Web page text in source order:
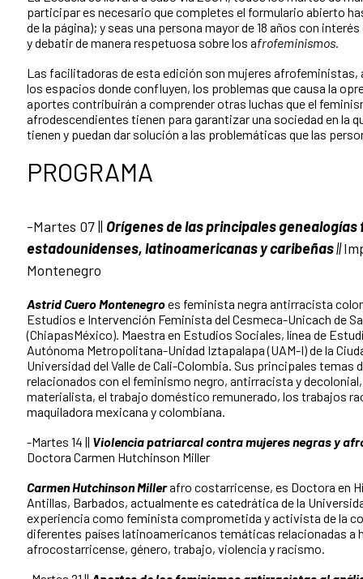
participar es necesario que completes el formulario abierto
de la página); y seas una persona mayor de 18 años con
y debatir de manera respetuosa sobre los afrofeminismos.
Las facilitadoras de esta edición son mujeres afrofeministas,
los espacios donde confluyen, los problemas que causa la
aportes contribuirán a comprender otras luchas que el
afrodescendientes tienen para garantizar una sociedad en la
tienen y puedan dar solución a las problemáticas que las
PROGRAMA
-Martes 07 || Orígenes de las principales
estadounidenses, latinoamericanas y caribeñas||
Montenegro
Astrid Cuero Montenegroes feminista negra antirracista
Estudios e Intervención Feminista del Cesmeca-Unicach de
(ChiapasMéxico). Maestra en Estudios Sociales, línea de
Autónoma Metropolitana-Unidad Iztapalapa (UAM-I) de la
Universidad del Valle de Cali-Colombia. Sus principales temas
relacionados con el feminismo negro, antirracista y
materialista, el trabajo doméstico remunerado, los trabajos
maquiladora mexicana y colombiana.
-Martes 14 || Violencia patriarcal contra mujeres negras y
Doctora Carmen Hutchinson Miller
Carmen Hutchinson Millerafro costarricense, es Doctora en
Antillas, Barbados, actualmente es catedrática de la
experiencia como feminista comprometida y activista de la
diferentes países latinoamericanos temáticas relacionadas a
afrocostarricense, género, trabajo, violencia y racismo.